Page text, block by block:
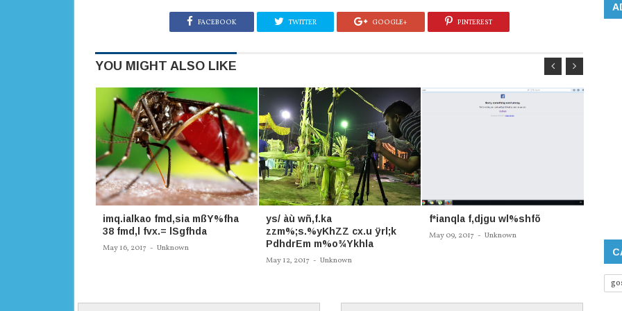
FACEBOOK TWITTER GOOGLE+ PINTEREST
YOU MIGHT ALSO LIKE
imq.ialkao fmd,sia mßY%fha
38 fmd,l fvx.= lSgfhda
May 16, 2017 - Unknown
ys/ àù wñ,f.ka
zzm%;s.%yKhZZ cx.u ÿrl;k
PdhdrEm m%o¾Ykhla
May 12, 2017 - Unknown
f*ianqla f,djgu wl%shfõ
May 09, 2017 - Unknown
Apr 26,